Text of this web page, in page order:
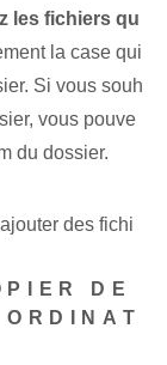
les fichiers qu
la case qui
⁢Si vous souh
vous pouve
du dossier.
des fichi
DE